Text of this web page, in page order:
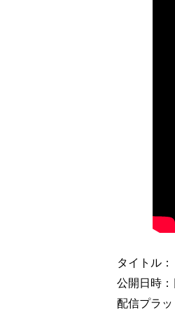
タイトル
公開日時：
配信プラッ